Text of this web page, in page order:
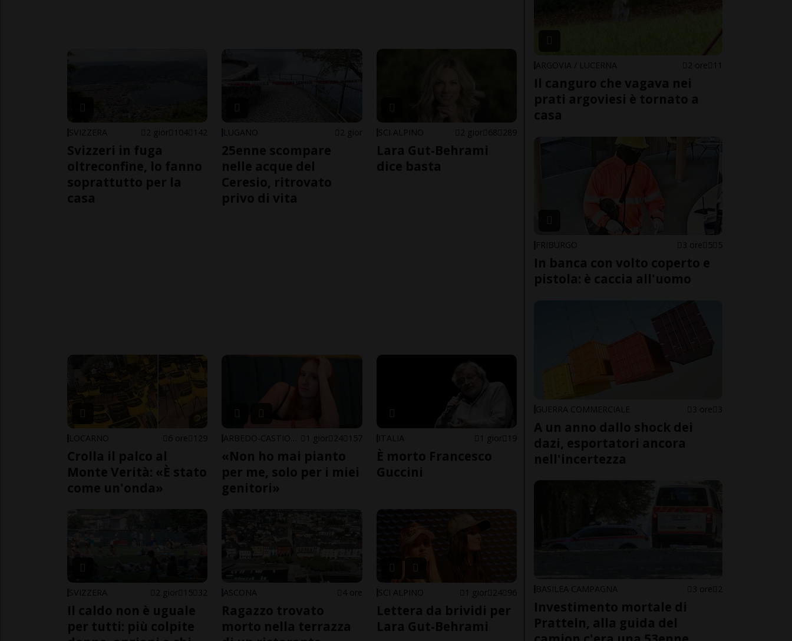
SVIZZERA 2 gior 104 142
Svizzeri in fuga
oltreconfine, lo fanno
soprattutto per la
casa
LUGANO 2 gior
25enne scompare
nelle acque del
Ceresio, ritrovato
privo di vita
SCI ALPINO 2 gior 68 289
Lara Gut-Behrami
dice basta
LOCARNO 6 ore 129
Crolla il palco al
Monte Verità: «È stato
come un'onda»
1 gior 24 157
«Non ho mai pianto
per me, solo per i miei
genitori»
ITALIA 1 gior 19
È morto Francesco
Guccini
SVIZZERA 2 gior 15 32
Il caldo non è uguale
per tutti: più colpite
ASCONA 4 ore
Ragazzo trovato
morto nella terrazza
SCI ALPINO 1 gior 24 96
Lettera da brividi per
Lara Gut-Behrami
ARGOVIA / LUCERNA 2 ore 11
Il canguro che vagava nei
prati argoviesi è tornato a
casa
FRIBURGO 3 ore 5 5
In banca con volto coperto e
pistola: è caccia all'uomo
GUERRA COMMERCIALE 3 ore 3
A un anno dallo shock dei
dazi, esportatori ancora
nell'incertezza
BASILEA CAMPAGNA 3 ore 2
Investimento mortale di
Pratteln, alla guida del